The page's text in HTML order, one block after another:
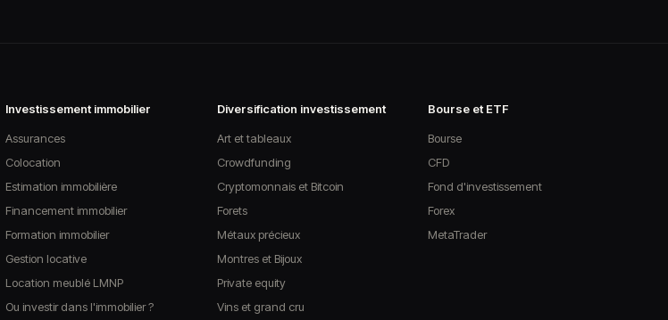
Investissement immobilier
Assurances
Colocation
Estimation immobilière
Financement immobilier
Formation immobilier
Gestion locative
Location meublé LMNP
Ou investir dans l'immobilier ?
Diversification investissement
Art et tableaux
Crowdfunding
Cryptomonnais et Bitcoin
Forets
Métaux précieux
Montres et Bijoux
Private equity
Vins et grand cru
Bourse et ETF
Bourse
CFD
Fond d'investissement
Forex
MetaTrader